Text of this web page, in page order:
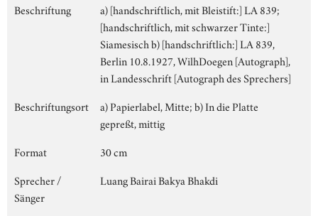
Beschriftung
a) [handschriftlich, mit Bleistift:] LA 839;
[handschriftlich, mit schwarzer Tinte:]
Siamesisch b) [handschriftlich:] LA 839,
Berlin 10.8.1927, WilhDoegen [Autograph],
in Landesschrift [Autograph des Sprechers]
Beschriftungsort
a) Papierlabel, Mitte; b) In die Platte
gepreßt, mittig
Format
30 cm
Sprecher /
Sänger
Luang Bairai Bakya Bhakdi